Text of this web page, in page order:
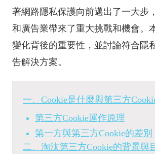
著網路隱私保護向前邁出了一大步
和廣告業帶來了重大挑戰和機會。
變化背後的重要性，並討論符合隱
告解決方案。
一、Cookie是什麼與第三方
第三方Cookie運作原理
第一方與第三方Cookie的差別
二、淘汰第三方Cookie的背景與